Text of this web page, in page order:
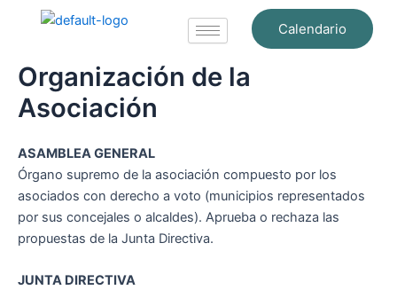
Calendario
Organización de la
Asociación
ASAMBLEA GENERAL
Órgano supremo de la asociación compuesto por los
asociados con derecho a voto (municipios representados
por sus concejales o alcaldes). Aprueba o rechaza las
propuestas de la Junta Directiva.
JUNTA DIRECTIVA